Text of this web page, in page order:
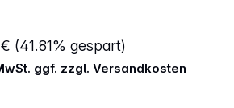
(41.81% gespart)
ggf. zzgl. Versandkosten